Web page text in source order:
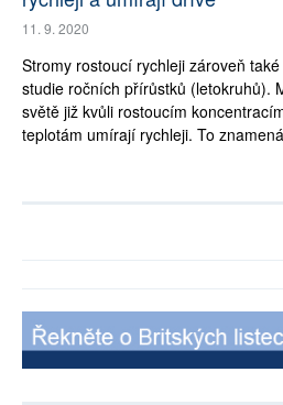
11. 9. 2020
Stromy rostoucí rychleji zároveň
studie ročních přírůstků (letokruhů).
světě již kvůli rostoucím
teplotám umírají rychleji. To